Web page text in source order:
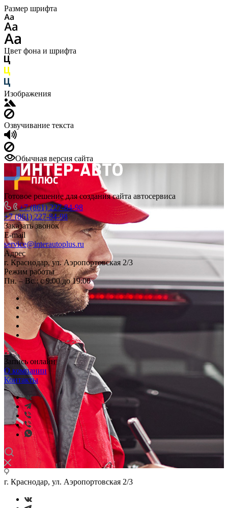
Размер шрифта
Цвет фона и шрифта
Изображения
Озвучивание текста
Обычная версия сайта
Готовое решение для создания сайта автосервиса
+7 (861) 227-84-98
+7 (861) 227-84-98
Заказать звонок
E-mail
service@interautoplus.ru
Адрес
г. Краснодар, ул. Аэропортовская 2/3
Режим работы
Пн. – Вс.: с 9:00 до 19:00
Запись онлайн
О компании
Контакты
г. Краснодар, ул. Аэропортовская 2/3